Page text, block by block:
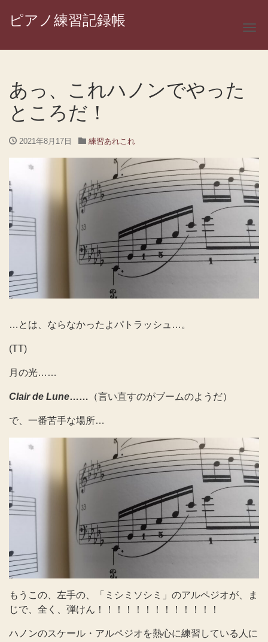
ピアノ練習記録帳
ナ
あっ、これハノンでやった
ところだ！
2021年8月17日 練習あれこれ
…とは、ならなかったよパトラッシュ…。
(TT)
月の光……
Clair de Lune…… （言い直すのがブームのようだ）
で、一番苦手な場所…
もうこの、左手の、「ミシミソシミ」のアルペジオが、ま
じで、全く、弾けん！！！！！！！！！！！！！
ハノンのスケール・アルペジオを熱心に練習している人に